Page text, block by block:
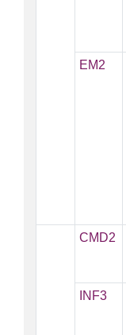
EM2
CMD2
INF3